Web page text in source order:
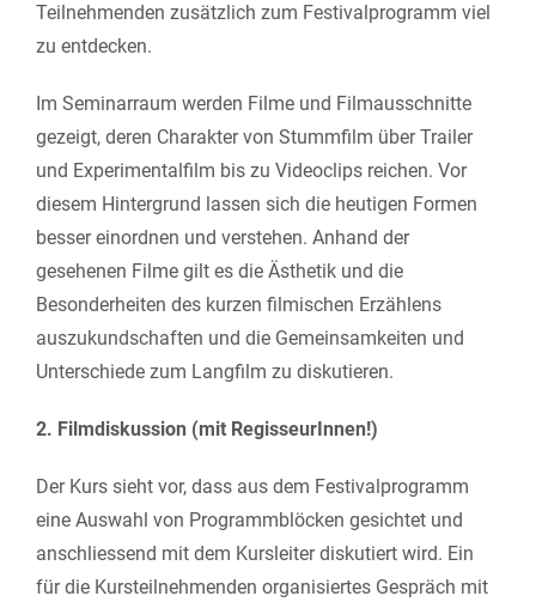
Teilnehmenden zusätzlich zum Festivalprogramm viel
zu entdecken.
Im Seminarraum werden Filme und Filmausschnitte
gezeigt, deren Charakter von Stummfilm über Trailer
und Experimentalfilm bis zu Videoclips reichen. Vor
diesem Hintergrund lassen sich die heutigen Formen
besser einordnen und verstehen. Anhand der
gesehenen Filme gilt es die Ästhetik und die
Besonderheiten des kurzen filmischen Erzählens
auszukundschaften und die Gemeinsamkeiten und
Unterschiede zum Langfilm zu diskutieren.
2. Filmdiskussion (mit RegisseurInnen!)
Der Kurs sieht vor, dass aus dem Festivalprogramm
eine Auswahl von Programmblöcken gesichtet und
anschliessend mit dem Kursleiter diskutiert wird. Ein
für die Kursteilnehmenden organisiertes Gespräch mit